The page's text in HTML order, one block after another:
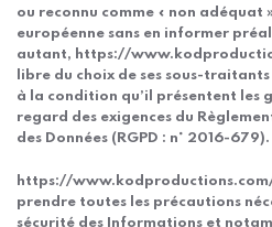
ou reconnu comme « non adéquat
européenne sans en informer
autant, https://
libre du choix de ses sous-
à la condition qu’il présentent les
regard des exigences du
des Données (RGPD : n° 2016-679).
https://
prendre toutes les précautions
sécurité des Informations et